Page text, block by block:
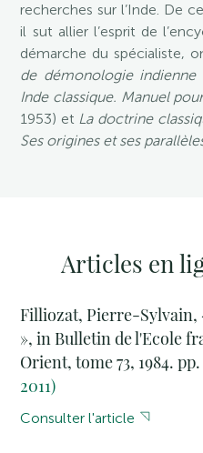
recherches sur l’Inde. De
il sut allier l’esprit de
démarche du spécialiste,
de démonologie indienne
Inde classique. Manuel
1953) et La doctrine
Ses origines et ses
Articles en
Filliozat, Pierre-Sylvain,
», in Bulletin de l'Ecole
Orient, tome 73, 1984.
2011)
Consulter l'article